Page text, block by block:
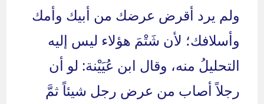
ولم يرد أقرض عرضك من أبيك وأمك
وأسلافك؛ لأن شَتْمَ هؤلاء ليس إليه
التحليلُ منه، وقال ابن عُيَيْنة: لو أن
رجلاً أصاب من عرض رجل شيئاً ثمَّ